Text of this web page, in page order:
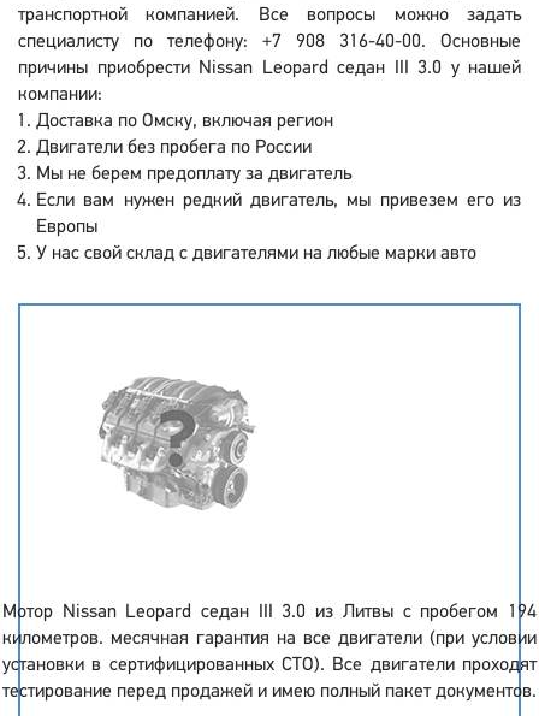
транспортной компанией. Все вопросы можно задать
специалисту по телефону: +7 908 316-40-00. Основные
причины приобрести Nissan Leopard седан III 3.0 у нашей
компании:
Доставка по Омску, включая регион
Двигатели без пробега по России
Мы не берем предоплату за двигатель
Если вам нужен редкий двигатель, мы привезем его из
Европы
У нас свой склад с двигателями на любые марки авто
Мотор Nissan Leopard седан III 3.0 из Литвы с пробегом 194
километров. месячная гарантия на все двигатели (при условии
установки в сертифицированных СТО). Все двигатели проходят
тестирование перед продажей и имею полный пакет документов.